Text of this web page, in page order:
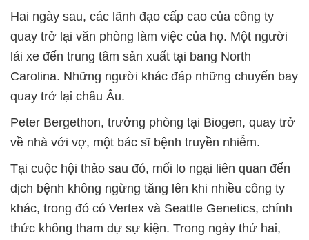
Hai ngày sau, các lãnh đạo cấp cao của công ty
quay trở lại văn phòng làm việc của họ. Một người
lái xe đến trung tâm sản xuất tại bang North
Carolina. Những người khác đáp những chuyến bay
quay trở lại châu Âu.
Peter Bergethon, trưởng phòng tại Biogen, quay trở
về nhà với vợ, một bác sĩ bệnh truyền nhiễm.
Tại cuộc hội thảo sau đó, mối lo ngại liên quan đến
dịch bệnh không ngừng tăng lên khi nhiều công ty
khác, trong đó có Vertex và Seattle Genetics, chính
thức không tham dự sự kiện. Trong ngày thứ hai,